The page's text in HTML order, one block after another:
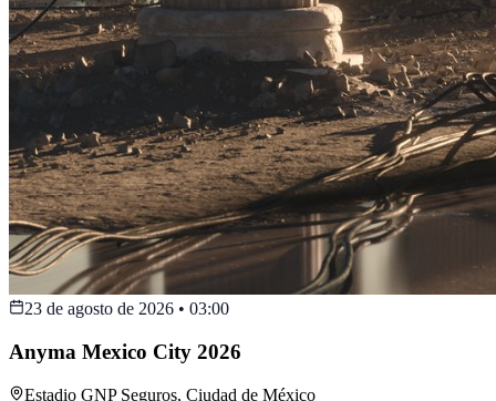
23 de agosto de 2026 • 03:00
Anyma Mexico City 2026
Estadio GNP Seguros, Ciudad de México